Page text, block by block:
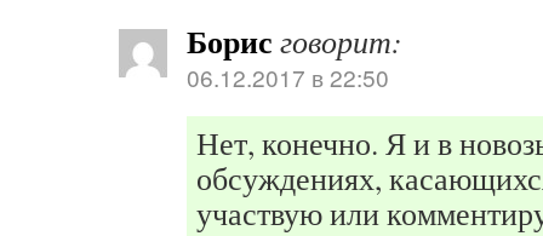
Борис говорит:
06.12.2017 в 22:50
Нет, конечно. Я и в
обсуждениях,
участвую или